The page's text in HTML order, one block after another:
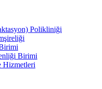
Polikliniği
Birimi
Hizmetleri